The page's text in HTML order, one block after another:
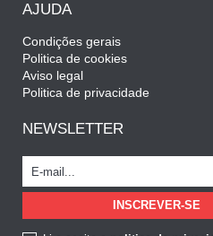
AJUDA
Condições gerais
Politica de cookies
Aviso legal
Politica de privacidade
NEWSLETTER